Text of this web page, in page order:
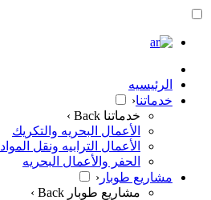
الرئيسيه
خدماتنا‹
خدماتنا Back ›
الأعمال البحريه والتكريك
الأعمال الترابيه ونقل المواد
الحفر والأعمال البحريه
مشاريع طوبار ‹
مشاريع طوبار Back ›